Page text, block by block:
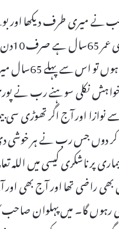
نے میری طرف دیکھا اور
صاحب
میں بیمار ہوا
نکلی سوہنے رب نے
نوازا اور آج اگر تھوڑی
کر دوں جس رب نے ہر
پر ناشکری کیسی میں اللہ
بھی راضی تھا اور آج بھی
رہوں گا۔ میں پہلوان صاحب